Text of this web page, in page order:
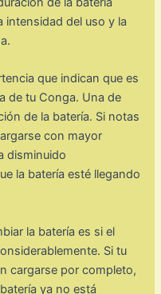
intensidad del uso y la
que indican que es
de tu Conga. Una de
de la batería. Si notas
con mayor
disminuido
la batería esté llegando
la batería es si el
Si tu
cargarse por completo,
ya no está